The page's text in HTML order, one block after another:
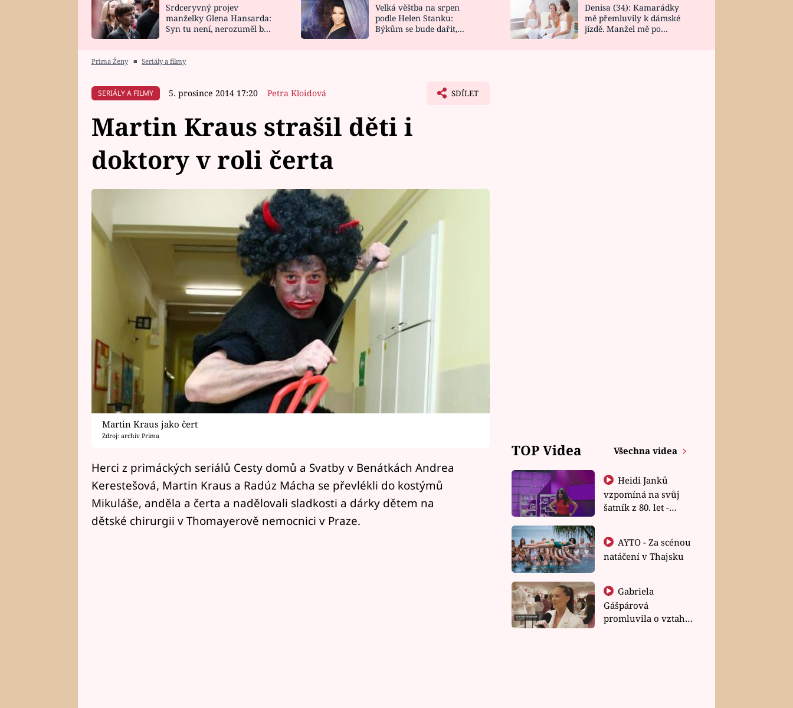
HOROSKOP NA
CELEBRITY
VAŘENÍ
NOVINKY
VIDEORECEPTY
DESIGN
Srdceryvný projev
manželky Glena Hansarda:
Syn tu není, nerozuměl by
Velká věštba na srpen
podle Helen Stanku:
Býkům se bude dařit,
Denisa (34): Kamarádky
mě přemluvily k dámské
jízdě. Manžel mě po
Prima Ženy ■ Seriály a filmy
SERIÁLY A FILMY 5. prosince 2014 17:20 Petra Kloidová SDÍLET
Martin Kraus strašil děti i
doktory v roli čerta
Martin Kraus jako čert
Zdroj: archiv Prima
Herci z primáckých seriálů Cesty domů a Svatby v Benátkách Andrea
Kerestešová, Martin Kraus a Radúz Mácha se převlékli do kostýmů
Mikuláše, anděla a čerta a nadělovali sladkosti a dárky dětem na
dětské chirurgii v Thomayerově nemocnici v Praze.
TOP Videa Všechna videa
Heidi Janků
vzpomíná na svůj
šatník z 80. let -
natáčení v Thajsku
Gabriela
Gášpárová
promluvila o vztahu